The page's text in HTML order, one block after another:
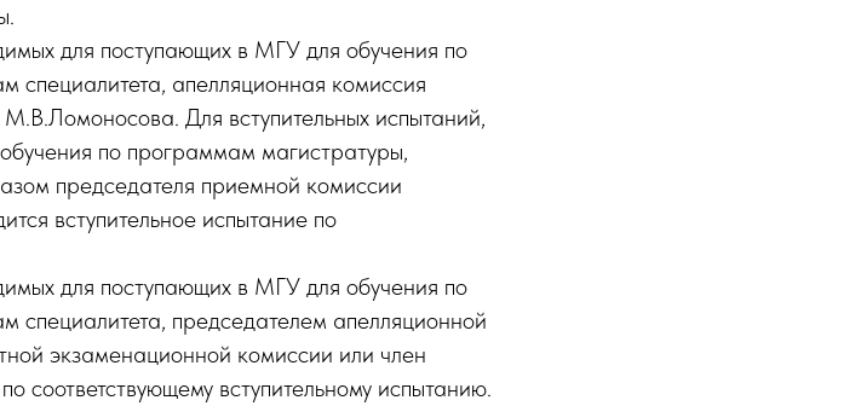
для поступающих в МГУ для обучения по
апелляционная комиссия
Для вступительных испытаний,
по программам магистратуры,
председателя приемной комиссии
вступительное испытание по
для поступающих в МГУ для обучения по
председателем апелляционной
экзаменационной комиссии или член
соответствующему вступительному испытанию.